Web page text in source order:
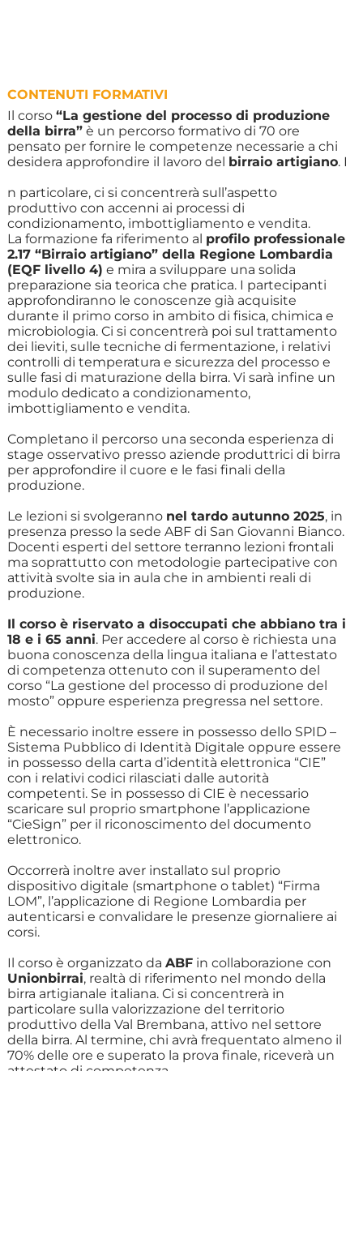
CONTENUTI FORMATIVI
Il corso “La gestione del processo di produzione
della birra”è un percorso formativo di 70 ore
pensato per fornire le competenze necessarie a chi
desidera approfondire il lavoro del birraio artigiano. I
n particolare, ci si concentrerà sull’aspetto
produttivo con accenni ai processi di
condizionamento, imbottigliamento e vendita.
La formazione fa riferimento al profilo professionale
2.17 “Birraio artigiano” della Regione Lombardia
(EQF livello 4) e mira a sviluppare una solida
preparazione sia teorica che pratica. I partecipanti
approfondiranno le conoscenze già acquisite
durante il primo corso in ambito di fisica, chimica e
microbiologia. Ci si concentrerà poi sul trattamento
dei lieviti, sulle tecniche di fermentazione, i relativi
controlli di temperatura e sicurezza del processo e
sulle fasi di maturazione della birra. Vi sarà infine un
modulo dedicato a condizionamento,
imbottigliamento e vendita.
Completano il percorso una seconda esperienza di
stage osservativo presso aziende produttrici di birra
per approfondire il cuore e le fasi finali della
produzione.
Le lezioni si svolgeranno nel tardo autunno 2025, in
presenza presso la sede ABF di San Giovanni Bianco.
Docenti esperti del settore terranno lezioni frontali
ma soprattutto con metodologie partecipative con
attività svolte sia in aula che in ambienti reali di
produzione.
Il corso è riservato a disoccupati che abbiano tra i
18 e i 65 anni. Per accedere al corso è richiesta una
buona conoscenza della lingua italiana e l’attestato
di competenza ottenuto con il superamento del
corso “La gestione del processo di produzione del
mosto” oppure esperienza pregressa nel settore.
È necessario inoltre essere in possesso dello SPID –
Sistema Pubblico di Identità Digitale oppure essere
in possesso della carta d’identità elettronica “CIE”
con i relativi codici rilasciati dalle autorità
competenti. Se in possesso di CIE è necessario
scaricare sul proprio smartphone l’applicazione
“CieSign” per il riconoscimento del documento
elettronico.
Occorrerà inoltre aver installato sul proprio
dispositivo digitale (smartphone o tablet) “Firma
LOM”, l’applicazione di Regione Lombardia per
autenticarsi e convalidare le presenze giornaliere ai
corsi.
Il corso è organizzato da ABFin collaborazione con
Unionbirrai, realtà di riferimento nel mondo della
birra artigianale italiana. Ci si concentrerà in
particolare sulla valorizzazione del territorio
produttivo della Val Brembana, attivo nel settore
della birra. Al termine, chi avrà frequentato almeno il
70% delle ore e superato la prova finale, riceverà un
attestato di competenza.